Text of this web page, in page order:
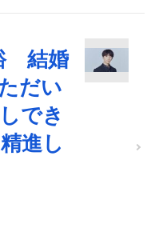
結婚
だい
でき
進し